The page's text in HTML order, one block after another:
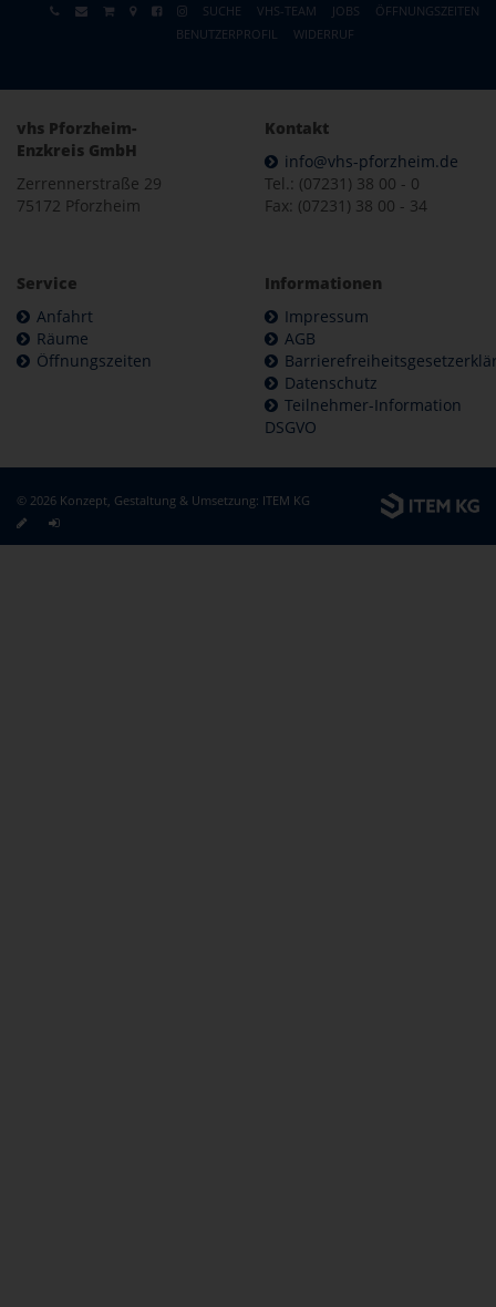
SUCHE VHS-TEAM JOBS
ÖFFNUNGSZEITEN
BENUTZERPROFIL
WIDERRUF
vhs Pforzheim-
Enzkreis GmbH
Zerrennerstraße 29
75172 Pforzheim
Kontakt
info@vhs-pforzheim.de
Tel.: (07231) 38 00 - 0
Fax: (07231) 38 00 - 34
Service
Anfahrt
Räume
Öffnungszeiten
Informationen
Impressum
AGB
Datenschutz
Teilnehmer-Information
DSGVO
© 2026 Konzept, Gestaltung & Umsetzung: ITEM KG